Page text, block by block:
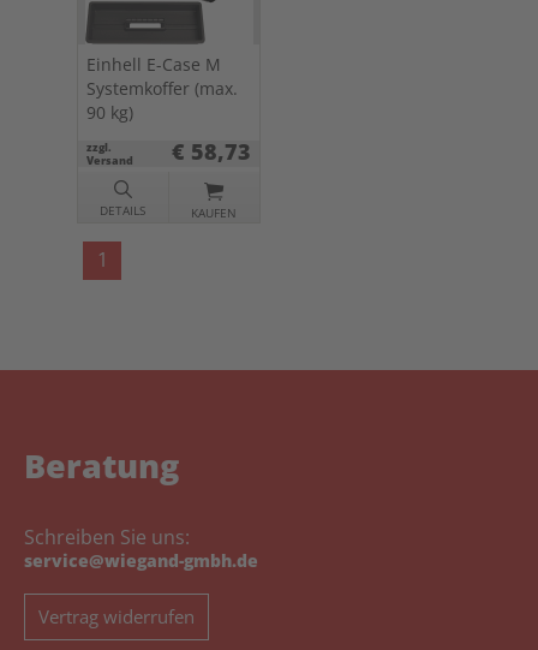
Einhell E-Case M
Systemkoffer (max.
90 kg)
zzgl.
Versand
€ 58,73
DETAILS KAUFEN
1
Beratung
Schreiben Sie uns:
service@wiegand-gmbh.de
Vertrag widerrufen